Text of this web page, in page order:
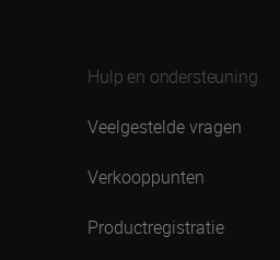
Hulp en ondersteuning
Veelgestelde vragen
Verkooppunten
Productregistratie